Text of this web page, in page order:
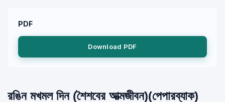
PDF
Download PDF
রঙিন মখমল দিন (শৈশবের আত্মজীবন)(পেপারব্যাক)